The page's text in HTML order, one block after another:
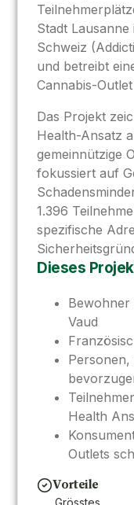
Stadt
Schweiz
und betreibt
Cannabis-
Das Projekt
Health-Ansatz
gemeinnützige
fokussiert auf
1.396
spezifische
Dieses
Bewohner
Vaud
Health
Outlets
Vorteile
Grösstes